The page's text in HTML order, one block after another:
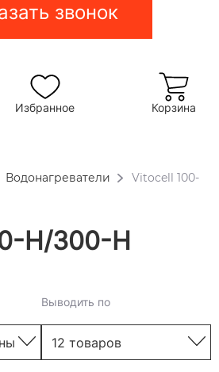
звонок
Избранное Корзина
Водонагреватели
Vitocell 100-
H/300-H
Выводить по